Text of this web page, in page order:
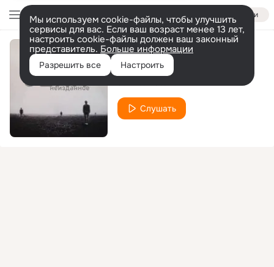
Войти
Мы используем cookie-файлы, чтобы улучшить
сервисы для вас. Если ваш возраст менее 13 лет,
настроить cookie-файлы должен ваш законный
представитель. Больше информации
Разрешить все Настроить
Деньги
Слушать